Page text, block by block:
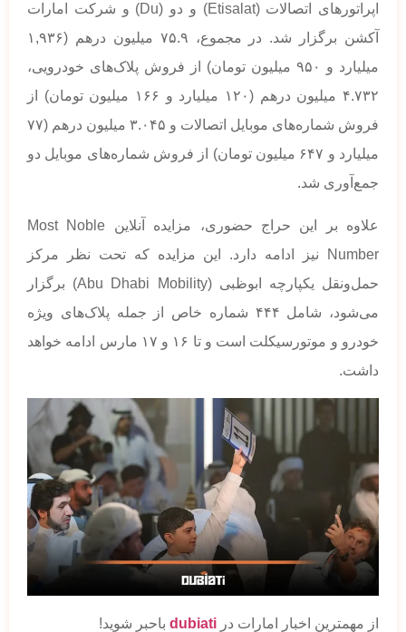
اپراتورهای اتصالات (Etisalat) و دو (Du) و شرکت امارات
آکشن برگزار شد. در مجموع، ۷۵.۹ میلیون درهم (۱,۹۳۶
میلیارد و ۹۵۰ میلیون تومان) از فروش پلاک‌های خودرویی،
۴.۷۳۲ میلیون درهم (۱۲۰ میلیارد و ۱۶۶ میلیون تومان) از
فروش شماره‌های موبایل اتصالات و ۳.۰۴۵ میلیون درهم (۷۷
میلیارد و ۶۴۷ میلیون تومان) از فروش شماره‌های موبایل دو
جمع‌آوری شد.
علاوه بر این حراج حضوری، مزایده آنلاین Most Noble
Number نیز ادامه دارد. این مزایده که تحت نظر مرکز
حمل‌ونقل یکپارچه ابوظبی (Abu Dhabi Mobility) برگزار
می‌شود، شامل ۴۴۴ شماره خاص از جمله پلاک‌های ویژه
خودرو و موتورسیکلت است و تا ۱۶ و ۱۷ مارس ادامه خواهد
داشت.
از مهمترین اخبار امارات در dubiati باحبر شوید!